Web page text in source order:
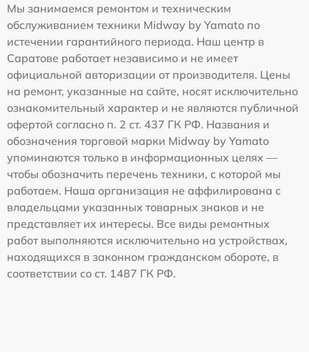
Мы занимаемся ремонтом и техническим
обслуживанием техники Midway by Yamato по
истечении гарантийного периода. Наш центр в
Саратове работает независимо и не имеет
официальной авторизации от производителя. Цены
на ремонт, указанные на сайте, носят исключительно
ознакомительный характер и не являются публичной
офертой согласно п. 2 ст. 437 ГК РФ. Названия и
обозначения торговой марки Midway by Yamato
упоминаются только в информационных целях —
чтобы обозначить перечень техники, с которой мы
работаем. Наша организация не аффилирована с
владельцами указанных товарных знаков и не
представляет их интересы. Все виды ремонтных
работ выполняются исключительно на устройствах,
находящихся в законном гражданском обороте, в
соответствии со ст. 1487 ГК РФ.